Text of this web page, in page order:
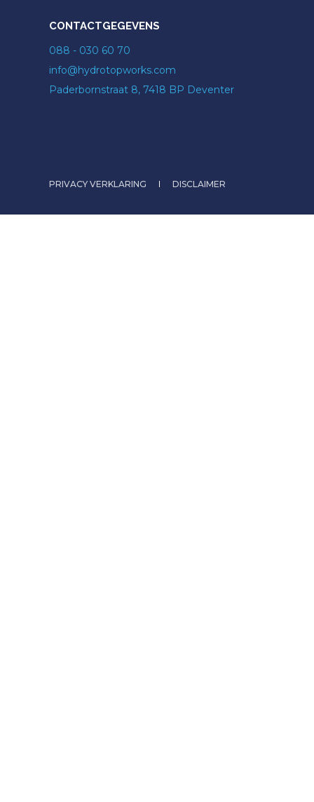
CONTACTGEGEVENS
088 - 030 60 70
info@hydrotopworks.com
Paderbornstraat 8, 7418 BP Deventer
PRIVACY VERKLARING DISCLAIMER